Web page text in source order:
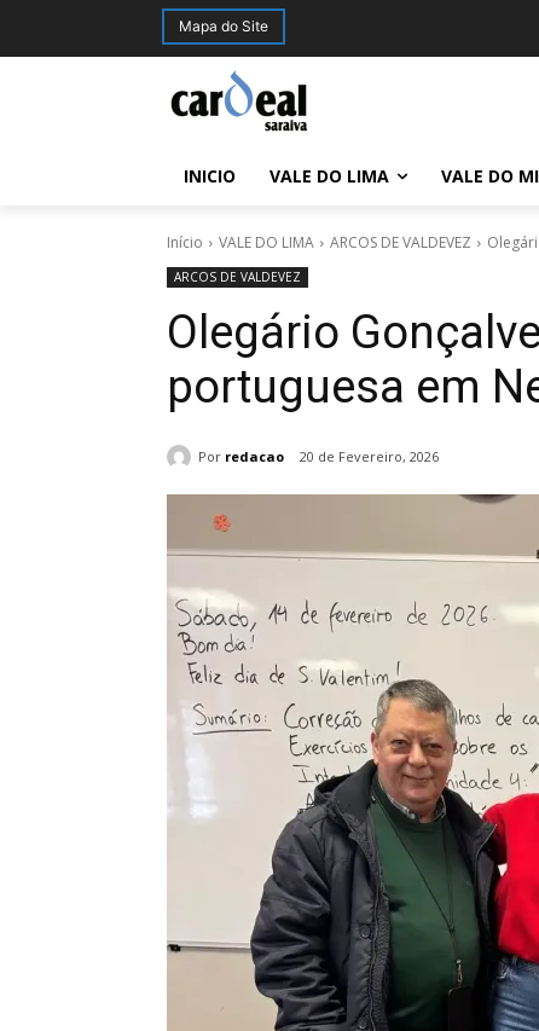
Mapa do Site
INICIO VALE DO LIMA VALE DO
Início VALE DO LIMA ARCOS DE VALDEVEZ
ARCOS DE VALDEVEZ
Olegário
portuguesa em
Por redacao 20 de Fevereiro, 2026